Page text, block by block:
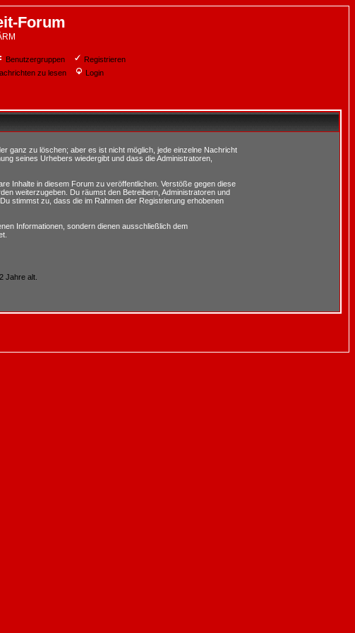
Forum
Benutzergruppen
Registrieren
zu lesen Login
ganz zu löschen; aber es ist nicht möglich, jede einzelne Nachricht
seines Urhebers wiedergibt und dass die Administratoren,
Inhalte in diesem Forum zu veröffentlichen. Verstöße gegen diese
weiterzugeben. Du räumst den Betreibern, Administratoren und
stimmst zu, dass die im Rahmen der Registrierung erhobenen
Informationen, sondern dienen ausschließlich dem
Jahre alt.